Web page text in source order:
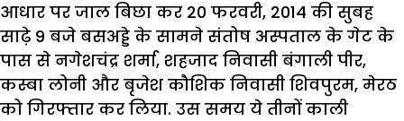
आधार पर जाल बिछा कर 20 फरवरी, 2014 की सुबह
साढ़े 9 बजे बसअड्डे के सामने संतोष अस्पताल के गेट के
पास से नगेशचंद्र शर्मा, शहजाद निवासी बंगाली पीर,
कस्बा लोनी और बृजेश कौशिक निवासी शिवपुरम, मेरठ
को गिरफ्तार कर लिया. उस समय ये तीनों काली